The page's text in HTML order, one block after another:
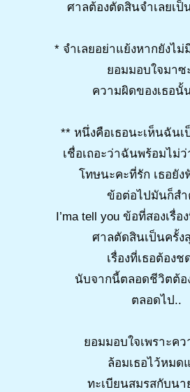
ศาลต้องตัดสินจำเลยเป็
* จำเลยอย่าแย้งหากยังไม่
ยอมมอบใจมาซ
ความผิดของเธอนั้
** หนึ่งคือเธอนะเห็นฉัน
เชื่อเถอะว่าฉันพร้อมไม่ว่
โทษนะคะที่รัก เธอยัง
ข้อต่อไปมันก็ส
I’ma tell you ข้อที่สองเรื่อ
ศาลตัดสินเป็นครั้ง
เรื่องที่เธอต้องช
นับจากนี้ตลอดชีวิตต้อ
ตลอดไป..
ยอมมอบใจเพราะค
ล้อมเธอไว้หมด
ทะเบียนสมรสกับนา